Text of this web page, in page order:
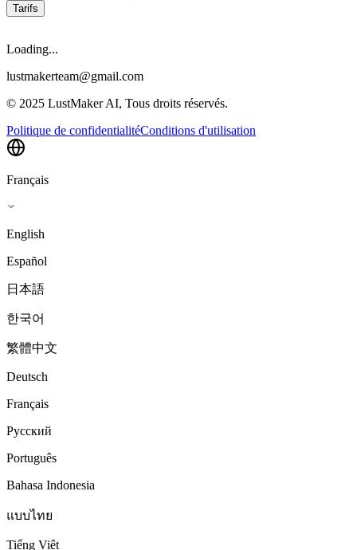
Tarifs
Loading...
lustmakerteam@gmail.com
© 2025 LustMaker AI, Tous droits réservés.
Politique de confidentialitéConditions d'utilisation
Français
English
Español
日本語
한국어
繁體中文
Deutsch
Français
Русский
Português
Bahasa Indonesia
แบบไทย
Tiếng Việt